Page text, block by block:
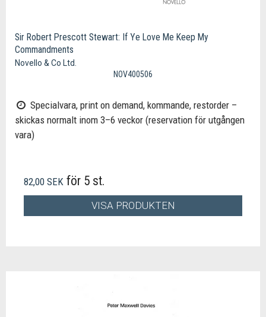
Sir Robert Prescott Stewart: If Ye Love Me Keep My
Commandments
Novello & Co Ltd.
NOV400506
Specialvara, print on demand, kommande, restorder –
skickas normalt inom 3–6 veckor (reservation för utgången
vara)
82,00 SEK för 5 st.
VISA PRODUKTEN